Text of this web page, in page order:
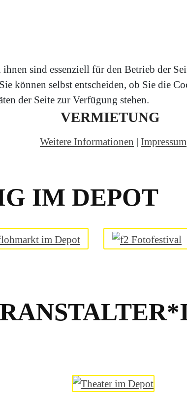
VERMIETUNG
IM DEPOT
sind essenziell für den Betrieb der
können selbst entscheiden, ob Sie die
der Seite zur Verfügung stehen.
Weitere Informationen | Impressum